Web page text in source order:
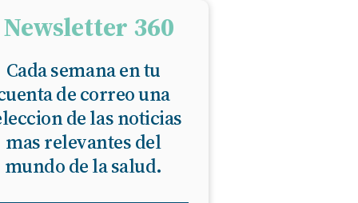
Newsletter 360
Cada semana en tu
de correo una
de las noticias
mas relevantes del
mundo de la salud.